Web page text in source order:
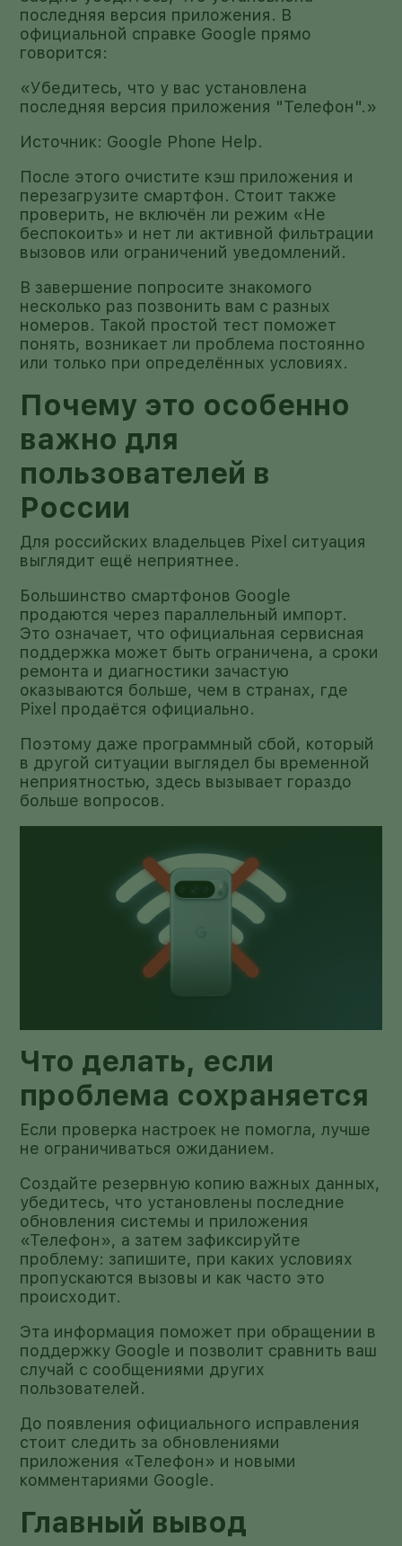
последняя версия приложения. В
официальной справке Google прямо
говорится:
«Убедитесь, что у вас установлена
последняя версия приложения "Телефон".»
Источник: Google Phone Help.
После этого очистите кэш приложения и
перезагрузите смартфон. Стоит также
проверить, не включён ли режим «Не
беспокоить» и нет ли активной фильтрации
вызовов или ограничений уведомлений.
В завершение попросите знакомого
несколько раз позвонить вам с разных
номеров. Такой простой тест поможет
понять, возникает ли проблема постоянно
или только при определённых условиях.
Почему это особенно
важно для
пользователей в
России
Для российских владельцев Pixel ситуация
выглядит ещё неприятнее.
Большинство смартфонов Google
продаются через параллельный импорт.
Это означает, что официальная сервисная
поддержка может быть ограничена, а сроки
ремонта и диагностики зачастую
оказываются больше, чем в странах, где
Pixel продаётся официально.
Поэтому даже программный сбой, который
в другой ситуации выглядел бы временной
неприятностью, здесь вызывает гораздо
больше вопросов.
Что делать, если
проблема сохраняется
Если проверка настроек не помогла, лучше
не ограничиваться ожиданием.
Создайте резервную копию важных данных,
убедитесь, что установлены последние
обновления системы и приложения
«Телефон», а затем зафиксируйте
проблему: запишите, при каких условиях
пропускаются вызовы и как часто это
происходит.
Эта информация поможет при обращении в
поддержку Google и позволит сравнить ваш
случай с сообщениями других
пользователей.
До появления официального исправления
стоит следить за обновлениями
приложения «Телефон» и новыми
комментариями Google.
Главный вывод